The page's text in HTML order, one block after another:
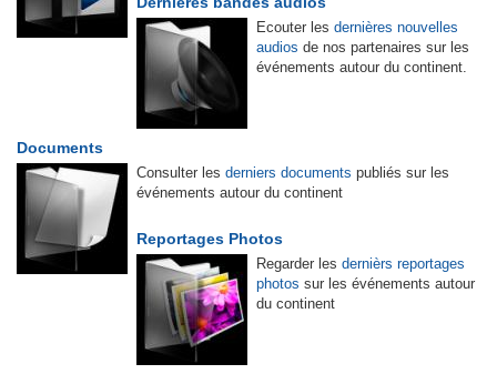
Ecouter les dernières nouvelles
audios de nos partenaires sur les
événements autour du continent.
Documents
Consulter les derniers documents publiés sur les
événements autour du continent
Reportages Photos
Regarder les dernièrs reportages
photos sur les événements autour
du continent